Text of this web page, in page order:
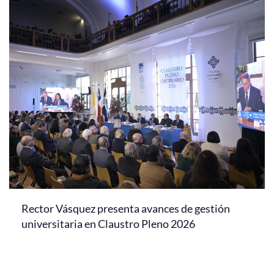
Rector Vásquez presenta avances de gestión
universitaria en Claustro Pleno 2026